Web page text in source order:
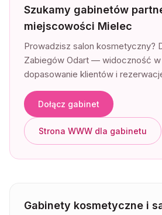
Szukamy gabinetów
miejscowości Mielec
Prowadzisz salon kosmetyczny?
Zabiegów Odart — widoczność
dopasowanie klientów i
Dołącz gabinet
Strona WWW dla gabinetu
Gabinety kosmetyczne i